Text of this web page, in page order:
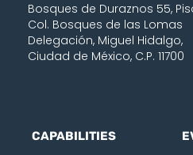
Bosques de Duraznos 55,
Col. Bosques de las Lomas
Delegación, Miguel Hidalgo,
Ciudad de México, C.P. 11700
CAPABILITIES